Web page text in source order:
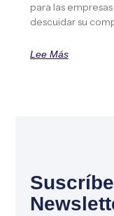
para las
descuidar su
Lee Más